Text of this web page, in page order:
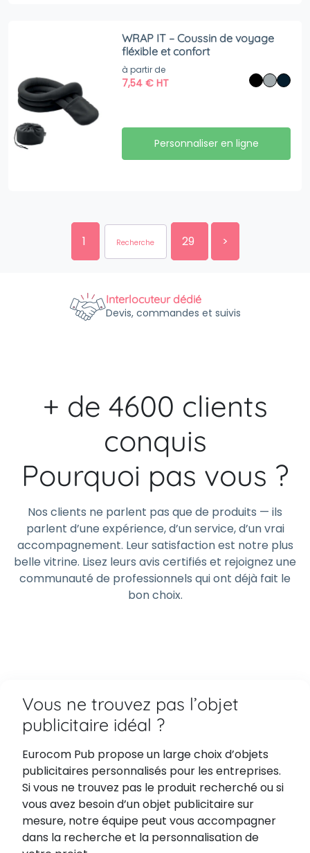
WRAP IT – Coussin de voyage
fléxible et confort
à partir de
7,54€ HT
Personnaliser en ligne
1 29 >
Interlocuteur dédié
Devis, commandes et suivis
+ de 4600 clients
conquis
Pourquoi pas vous ?
Nos clients ne parlent pas que de produits — ils
parlent d’une expérience, d’un service, d’un vrai
accompagnement. Leur satisfaction est notre plus
belle vitrine. Lisez leurs avis certifiés et rejoignez une
communauté de professionnels qui ont déjà fait le
bon choix.
Vous ne trouvez pas l’objet
publicitaire idéal ?
Eurocom Pub propose un large choix d’objets
publicitaires personnalisés pour les entreprises.
Si vous ne trouvez pas le produit recherché ou si
vous avez besoin d’un objet publicitaire sur
mesure, notre équipe peut vous accompagner
dans la recherche et la personnalisation de